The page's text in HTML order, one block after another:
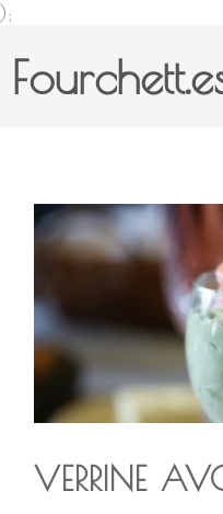
);
VERRINE